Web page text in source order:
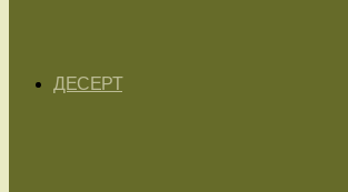
ДЕСЕРТ